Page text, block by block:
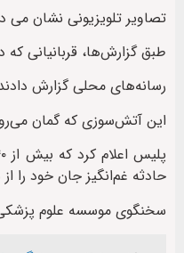
تصاویر تلویزیونی نشان می
طبق گزارش‌ها، قربانیانی
رسانه‌های محلی گزارش
این آتش‌سوزی که گمان می‌رود از طبقه همکف و
حادثه غم‌انگیز جان خود را
سخنگوی موسسه علوم پزشکی آل ایندیا گزارش داد که ۱۳